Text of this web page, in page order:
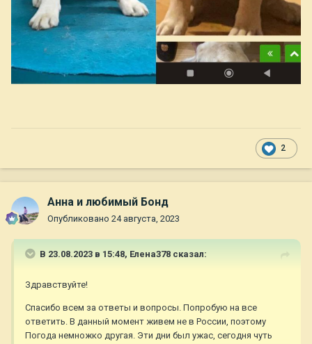
2
Анна и любимый Бонд
Опубликовано 24 августа, 2023
В 23.08.2023 в 15:48, Елена378 сказал:
Здравствуйте!
Спасибо всем за ответы и вопросы. Попробую на все
ответить. В данный момент живем не в России, поэтому
Погода немножко другая. Эти дни был ужас, сегодня чуть